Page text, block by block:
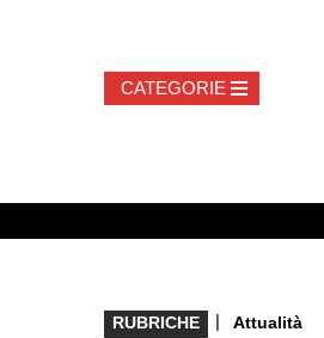
RUBRICHE | Attualità